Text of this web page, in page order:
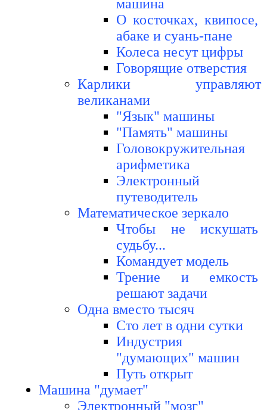
машина
О косточках, квипосе,
абаке и суань-пане
Колеса несут цифры
Говорящие отверстия
Карлики управляют
великанами
"Язык" машины
"Память" машины
Головокружительная
арифметика
Электронный
путеводитель
Математическое зеркало
Чтобы не искушать
судьбу...
Командует модель
Трение и емкость
решают задачи
Одна вместо тысяч
Сто лет в одни сутки
Индустрия
"думающих" машин
Путь открыт
Машина "думает"
Электронный "мозг"